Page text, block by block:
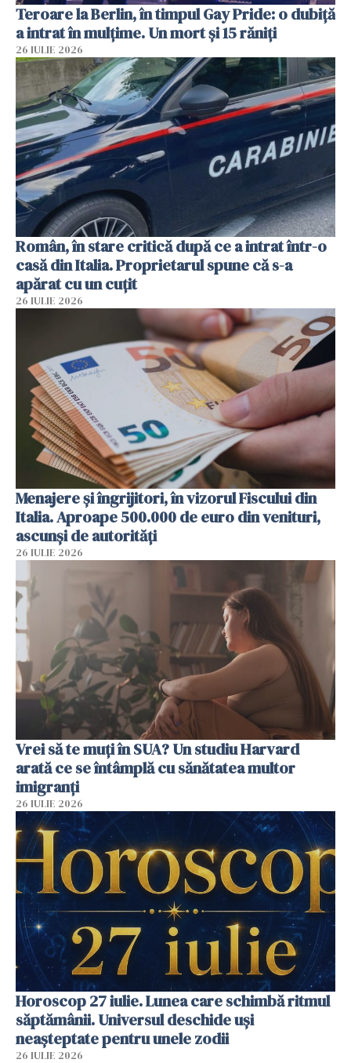
Teroare la Berlin, în timpul Gay Pride: o dubiță
a intrat în mulțime. Un mort și 15 răniți
26 IULIE 2026
Român, în stare critică după ce a intrat într-o
casă din Italia. Proprietarul spune că s-a
apărat cu un cuțit
26 IULIE 2026
Menajere și îngrijitori, în vizorul Fiscului din
Italia. Aproape 500.000 de euro din venituri,
ascunși de autorități
26 IULIE 2026
Vrei să te muți în SUA? Un studiu Harvard
arată ce se întâmplă cu sănătatea multor
imigranți
26 IULIE 2026
Horoscop 27 iulie. Lunea care schimbă ritmul
săptămânii. Universul deschide uși
neașteptate pentru unele zodii
26 IULIE 2026